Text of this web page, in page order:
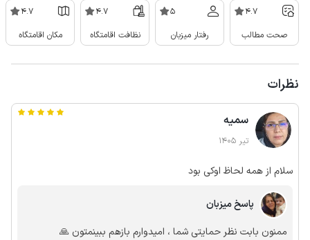
4.7
صحت مطالب
5
رفتار میزبان
4.7
نظافت اقامتگاه
4.7
مکان اقامتگاه
نظرات
سمیه
تیر 1405
سلام از همه لحاظ اوکی بود
پاسخ میزبان
ممنون بابت نظر حمایتی شما ، امیدوارم بازهم ببینمتون 🙏